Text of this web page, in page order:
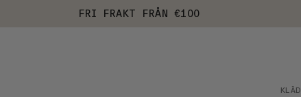
FRI FRAKT FRÅN €100